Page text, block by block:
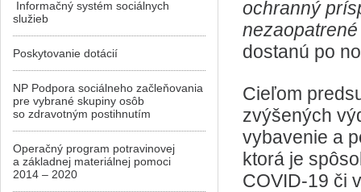
ochranný
dostanú po
Cieľom
zvýšených
vybavenie a
ktorá je
COVID-19 či
Informačný systém sociálnych
služieb
Poskytovanie dotácií
NP Podpora sociálneho začleňovania
pre vybrané skupiny osôb
so zdravotným postihnutím
Operačný program potravinovej
a základnej materiálnej pomoci
2014 – 2020